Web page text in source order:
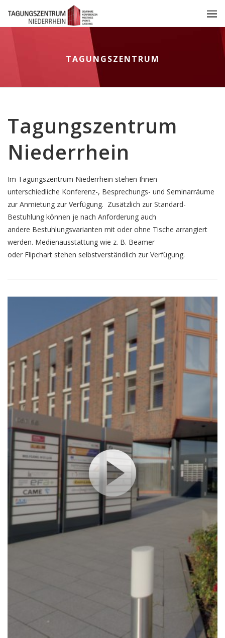
TAGUNGSZENTRUM
Tagungszentrum
Niederrhein
Im Tagungszentrum Niederrhein stehen Ihnen
unterschiedliche Konferenz-, Besprechungs- und Seminarräume
zur Anmietung zur Verfügung. Zusätzlich zur Standard-
Bestuhlung können je nach Anforderung auch
andere Bestuhlungsvarianten mit oder ohne Tische arrangiert
werden. Medienausstattung wie z. B. Beamer
oder Flipchart stehen selbstverständlich zur Verfügung.